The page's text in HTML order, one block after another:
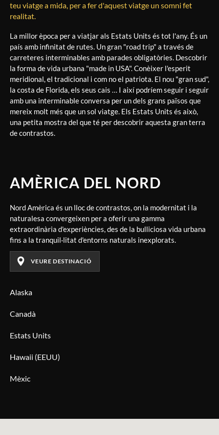
teu viatge a mida, per a fer d'aquest viatge un somni fet
realitat.
La millor època per a viatjar als Estats Units és tot l'any. És un
país amb infinitat de rutes. Un gran "road trip" a través de
carreteres interminables amb parades obligatòries. Descobrir
la forma de vida urbana "made in USA". Conèixer l'esperit
meridional, el tradicional i com no el patriota. El nou "gran sud",
la costa de Florida, els seus cais … I així podríem seguir i seguir
amb una interminable conversa per un dels grans països que
mereix molt més que un sol viatge. Els Estats Units és això,
una petita mostra del que té per descobrir aquesta gran terra
de contrastos.
AMÈRICA DEL NORD
Nord Amèrica és un lloc de contrastos, on la modernitat i la
naturalesa convergeixen per a oferir una gamma
extraordinària d'experiències, des de la bulliciosa vida urbana
fins a la tranquil·litat d'entorns naturals inexplorats.
VEURE DESTINACIÓ
Alaska
Canadà
Estats Units
Hawaii (EEUU)
Mèxic